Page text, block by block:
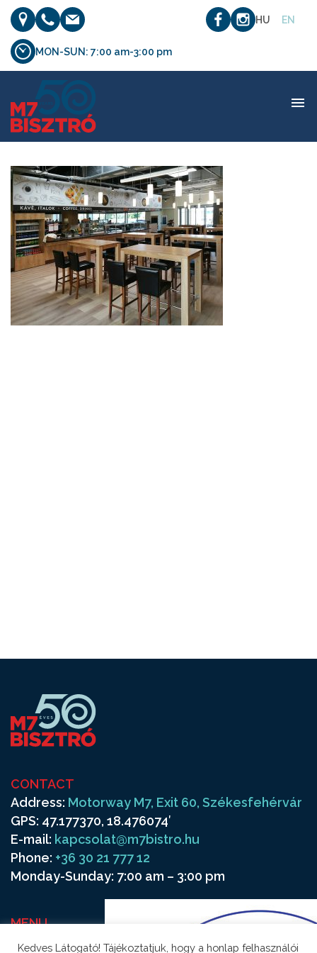
HU EN
MON-SUN: 7:00 am-3:00 pm
CONTACT
Address: Motorway M7, Exit 60, Székesfehérvár
GPS: 47.177370, 18.476074′
E-mail: kapcsolat@m7bistro.hu
Phone: +36 30 21 777 12
Monday-Sunday: 7:00 am – 3:00 pm
MENU
Frequenters
Kedves Látogató! Tájékoztatjuk, hogy a honlap felhasználói